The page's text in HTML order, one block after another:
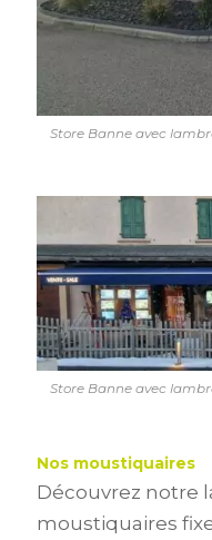
Store Banne avec
Store Banne avec
Nos moustiquaires
Découvrez notre
moustiquaires